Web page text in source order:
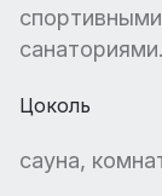
санаториями.
Цоколь
сауна,